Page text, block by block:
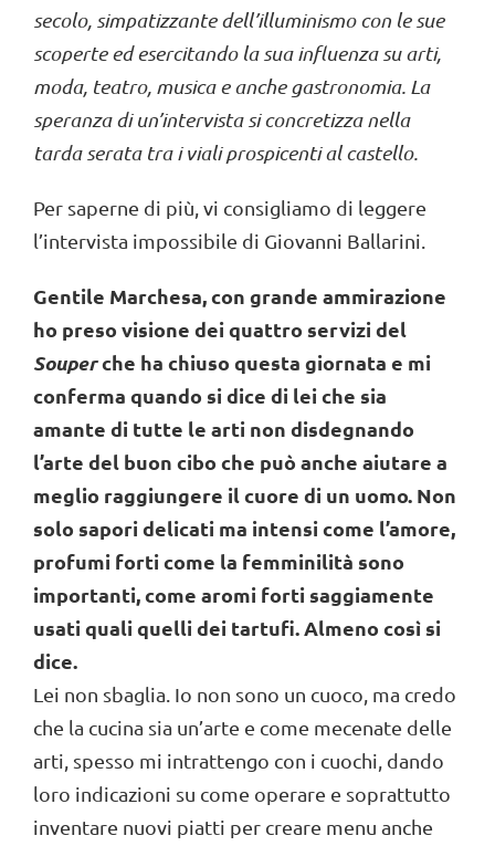
secolo, simpatizzante dell’illuminismo con le sue
scoperte ed esercitando la sua influenza su arti,
moda, teatro, musica e anche gastronomia. La
speranza di un’intervista si concretizza nella
tarda serata tra i viali prospicenti al castello.
Per saperne di più, vi consigliamo di leggere
l’intervista impossibile di Giovanni Ballarini.
Gentile Marchesa, con grande ammirazione
ho preso visione dei quattro servizi del
Souperche ha chiuso questa giornata e mi
conferma quando si dice di lei che sia
amante di tutte le arti non disdegnando
l’arte del buon cibo che può anche aiutare a
meglio raggiungere il cuore di un uomo. Non
solo sapori delicati ma intensi come l’amore,
profumi forti come la femminilità sono
importanti, come aromi forti saggiamente
usati quali quelli dei tartufi. Almeno così si
dice.
Lei non sbaglia. Io non sono un cuoco, ma credo
che la cucina sia un’arte e come mecenate delle
arti, spesso mi intrattengo con i cuochi, dando
loro indicazioni su come operare e soprattutto
inventare nuovi piatti per creare menu anche